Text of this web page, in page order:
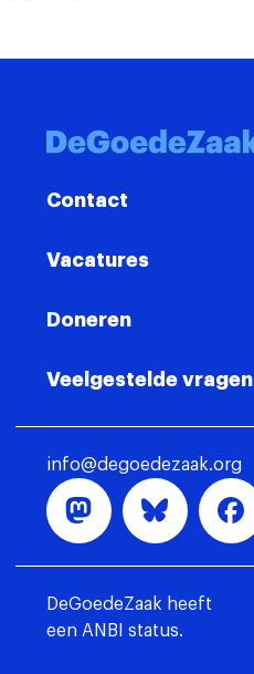
Contact
Vacatures
Doneren
Veelgestelde vragen
info@degoedezaak.org
DeGoedeZaak heeft
een ANBI status.